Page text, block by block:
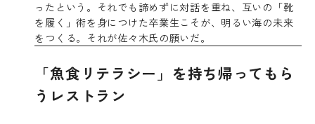
ったという。それでも諦めずに対話を重ね、互いの「靴
を履く」術を身につけた卒業生こそが、明るい海の未来
をつくる。それが佐々木氏の願いだ。
「魚食リテラシー」を持ち帰ってもら
うレストラン